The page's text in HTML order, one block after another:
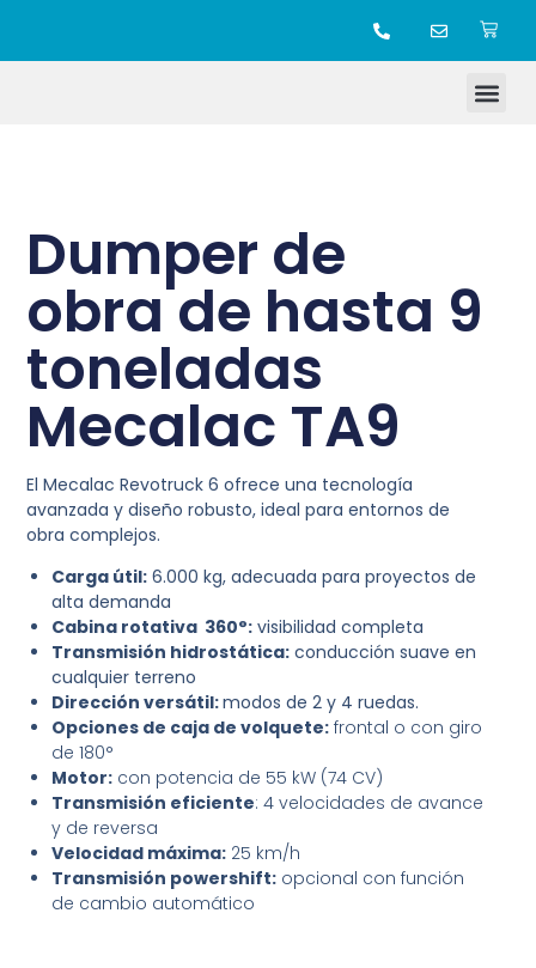
Dumper de
obra de hasta 9
toneladas
Mecalac TA9
El Mecalac Revotruck 6 ofrece una tecnología
avanzada y diseño robusto, ideal para entornos de
obra complejos.
Carga útil: 6.000 kg, adecuada para proyectos de
alta demanda
Cabina rotativa 360°: visibilidad completa
Transmisión hidrostática: conducción suave en
cualquier terreno
Dirección versátil:modos de 2 y 4 ruedas.
Opciones de caja de volquete: frontal o con giro
de 180°
Motor: con potencia de 55 kW (74 CV)
Transmisión eficiente: 4 velocidades de avance
y de reversa
Velocidad máxima: 25 km/h
Transmisión powershift: opcional con función
de cambio automático